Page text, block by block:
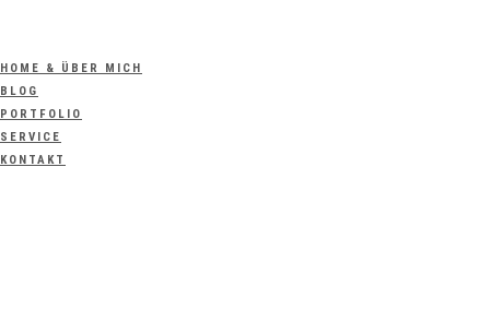
HOME & ÜBER MICH
BLOG
PORTFOLIO
SERVICE
KONTAKT